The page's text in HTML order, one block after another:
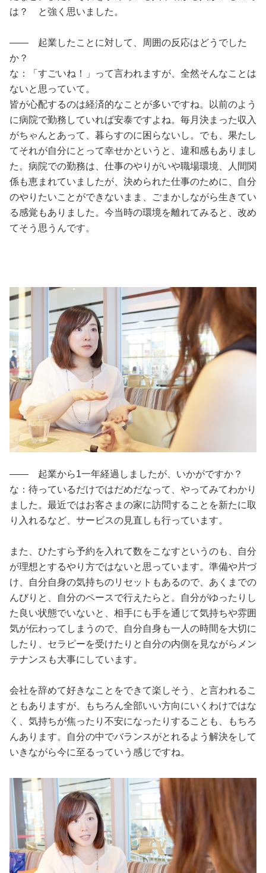
は？ と強く思いました。
―― 起業したことに対して、周囲の反応はどうでした
か？
な：「すごいね！」って言われますが、全然そんなことは
ないと思っていて。
皆が心配するのは経済的なことが多いですね。以前のよう
に病院で勤務していれば安泰ですよね。毎月決まった収入
がちゃんとあって、暮らすのに困らないし。でも、果たし
てそれが自分にとって幸せかというと、違和感もありまし
た。病院での勤務は、仕事のやりがいや職場環境、人間関
係も恵まれていましたが、決められた仕事のために、自分
のやりたいことができないまま、ごまかしながら生きてい
る感覚もありました。今当時の環境を離れてみると、改め
てそう思うんです。
―― 起業から1一年経過しましたが、いかがですか？
な：待っているだけではだめだなって、やってみてわかり
ました。最近ではお客さまの家に訪問することを新たに取
り入れるなど、サービスの見直しも行っています。
また、ひたすら予約を入れて数をこなすというのも、自分
が理想とするやり方ではないと思っています。準備や片づ
け、自分自身の気持ちのリセットもあるので、あくまでの
んびりと、自分のペースで行えたらと。自分がゆったりし
た良い状態でいないと、相手にも手を通じて気持ちや雰囲
気が伝わってしまうので、自分自身も一人の時間を大切に
したり、セラピーを受けたりと自分の内側を見ながらメン
テナンスも大事にしています。
会社を辞めて好きなことをできて楽しそう、と言われるこ
ともありますが、もちろん全部いい方向にいくわけではな
く、気持ちが焦ったり不安になったりすることも、もちろ
んあります。自分の中でバランスがとれるよう解決をして
いきながら今に至るっていう感じですね。